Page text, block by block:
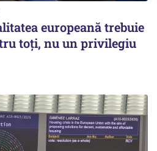
europeană trebuie
toți, nu un privilegiu